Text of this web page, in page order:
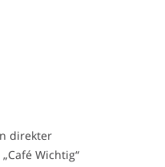
direkter
Wichtig“